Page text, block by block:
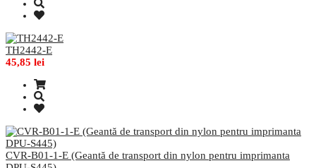
TH2442-E
45,85 lei
CVR-B01-1-E (Geantă de transport din nylon pentru imprimanta